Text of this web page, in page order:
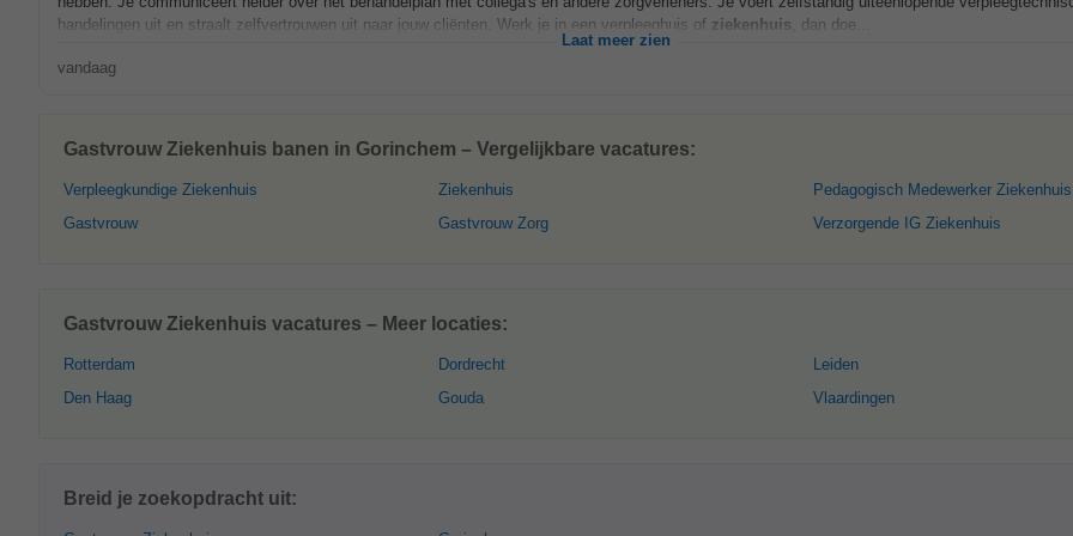
handelingen uit en straalt zelfvertrouwen uit naar jouw cliënten. Werk je in een verpleeghuis of ziekenhuis , dan doe...
Laat meer zien
vandaag
Gastvrouw Ziekenhuis banen in Gorinchem – Vergelijkbare vacatures:
Verpleegkundige Ziekenhuis
Gastvrouw
Ziekenhuis
Gastvrouw Zorg
Pedagogisch Medewerker Ziekenhuis
Verzorgende IG Ziekenhuis
Gastvrouw Ziekenhuis vacatures – Meer locaties:
Rotterdam
Den Haag
Dordrecht
Gouda
Leiden
Vlaardingen
Breid je zoekopdracht uit: